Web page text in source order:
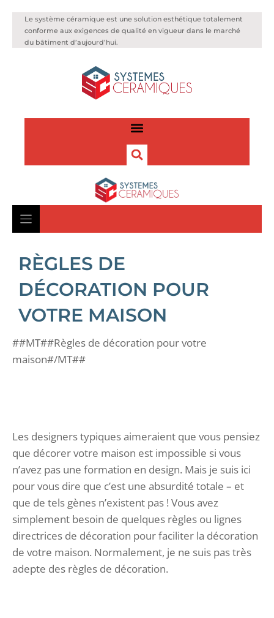
Le système céramique est une solution esthétique totalement
conforme aux exigences de qualité en vigueur dans le marché
du bâtiment d’aujourd’hui.
RÈGLES DE
DÉCORATION POUR
VOTRE MAISON
##MT##Règles de décoration pour votre
maison#/MT##
Les designers typiques aimeraient que vous pensiez
que décorer votre maison est impossible si vous
n’avez pas une formation en design. Mais je suis ici
pour vous dire que c’est une absurdité totale – et
que de tels gènes n’existent pas ! Vous avez
simplement besoin de quelques règles ou lignes
directrices de décoration pour faciliter la décoration
de votre maison. Normalement, je ne suis pas très
adepte des règles de décoration.